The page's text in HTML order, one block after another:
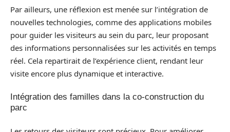
Par ailleurs, une réflexion est menée sur l’intégration de
nouvelles technologies, comme des applications mobiles
pour guider les visiteurs au sein du parc, leur proposant
des informations personnalisées sur les activités en temps
réel. Cela repartirait de l’expérience client, rendant leur
visite encore plus dynamique et interactive.
Intégration des familles dans la co-construction du
parc